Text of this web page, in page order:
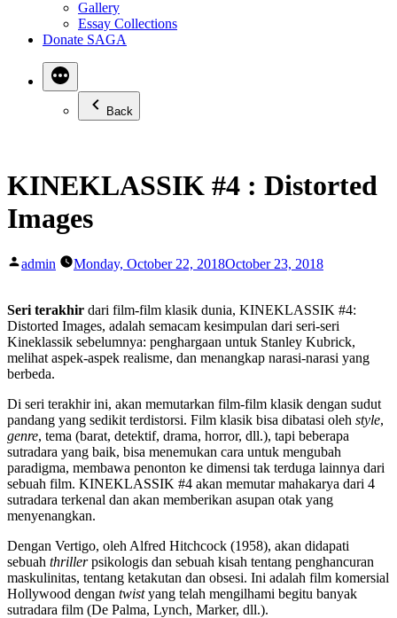
Gallery
Essay Collections
Donate SAGA
Back
KINEKLASSIK #4 : Distorted
Images
Posted
admin Monday, October 22, 2018October 23, 2018
Seri terakhir dari film-film klasik dunia, KINEKLASSIK #4:
Distorted Images, adalah semacam kesimpulan dari seri-seri
Kineklassik sebelumnya: penghargaan untuk Stanley Kubrick,
melihat aspek-aspek realisme, dan menangkap narasi-narasi yang
berbeda.
Di seri terakhir ini, akan memutarkan film-film klasik dengan sudut
pandang yang sedikit terdistorsi. Film klasik bisa dibatasi oleh style,
genre, tema (barat, detektif, drama, horror, dll.), tapi beberapa
sutradara yang baik, bisa menemukan cara untuk mengubah
paradigma, membawa penonton ke dimensi tak terduga lainnya dari
sebuah film. KINEKLASSIK #4 akan memutar mahakarya dari 4
sutradara terkenal dan akan memberikan asupan otak yang
menyenangkan.
Dengan Vertigo, oleh Alfred Hitchcock (1958), akan didapati
sebuah thrillerpsikologis dan sebuah kisah tentang penghancuran
maskulinitas, tentang ketakutan dan obsesi. Ini adalah film komersial
Hollywood dengan twistyang telah mengilhami begitu banyak
sutradara film (De Palma, Lynch, Marker, dll.).